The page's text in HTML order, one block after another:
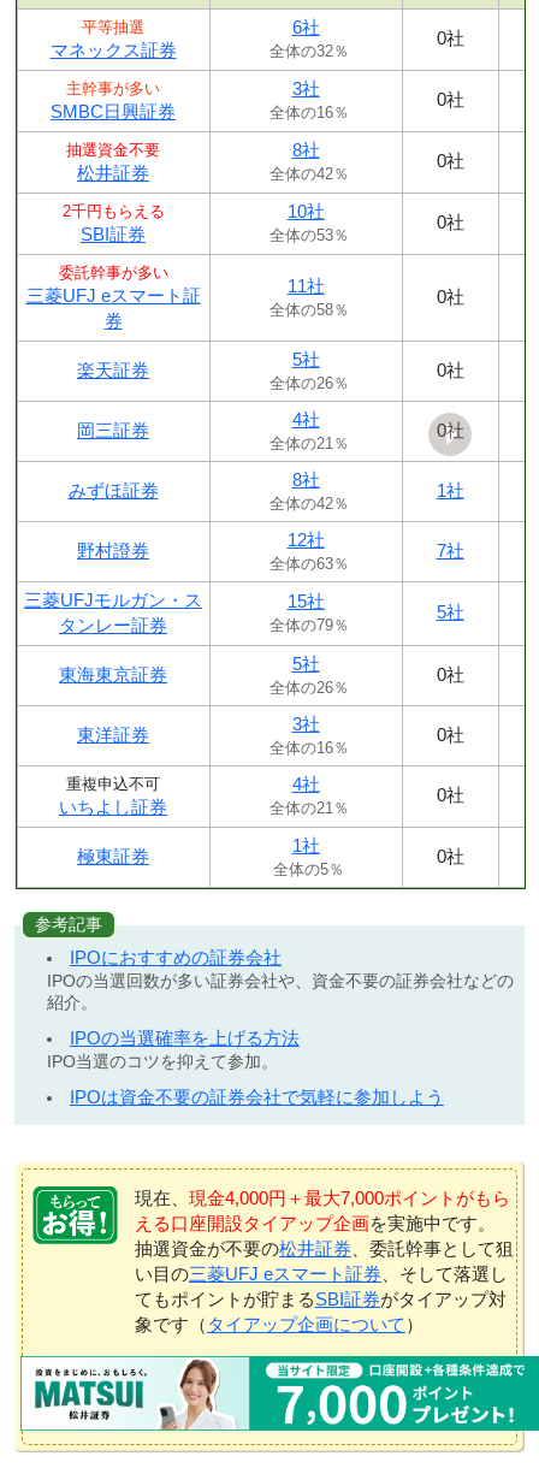
平等抽選
マネックス証券
6社
全体の32％
0社
主幹事が多い
SMBC日興証券
3社
全体の16％
0社
抽選資金不要
松井証券
8社
全体の42％
0社
2千円もらえる
SBI証券
10社
全体の53％
0社
委託幹事が多い
三菱UFJ eスマート証
券
11社
全体の58％
0社
楽天証券
5社
全体の26％
0社
岡三証券
4社
全体の21％
0社
みずほ証券
8社
全体の42％
1社
野村證券
12社
全体の63％
7社
三菱UFJモルガン・ス
タンレー証券
15社
全体の79％
5社
東海東京証券
5社
全体の26％
0社
東洋証券
3社
全体の16％
0社
重複申込不可
いちよし証券
4社
全体の21％
0社
極東証券
1社
全体の5％
0社
参考記事
IPOにおすすめの証券会社
IPOの当選回数が多い証券会社や、資金不要の証券会社などの
紹介。
IPOの当選確率を上げる方法
IPO当選のコツを抑えて参加。
IPOは資金不要の証券会社で気軽に参加しよう
現在、 現金4,000円＋最大7,000ポイントがもら
える口座開設タイアップ企画を実施中です。
抽選資金が不要の松井証券 、委託幹事として狙
い目の三菱UFJ eスマート証券 、そして落選し
てもポイントが貯まるSBI証券がタイアップ対
象です（ タイアップ企画について ）